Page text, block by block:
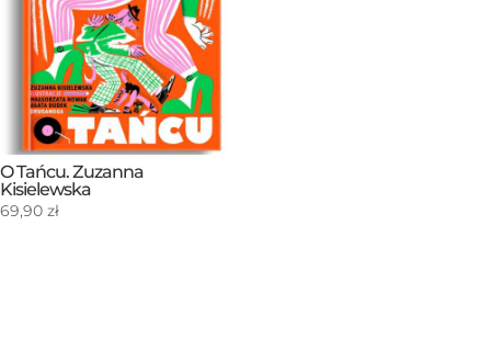
O Tańcu. Zuzanna
Kisielewska
69,90 zł